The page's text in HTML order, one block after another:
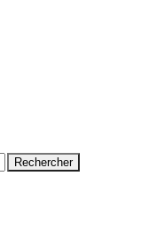
Rechercher